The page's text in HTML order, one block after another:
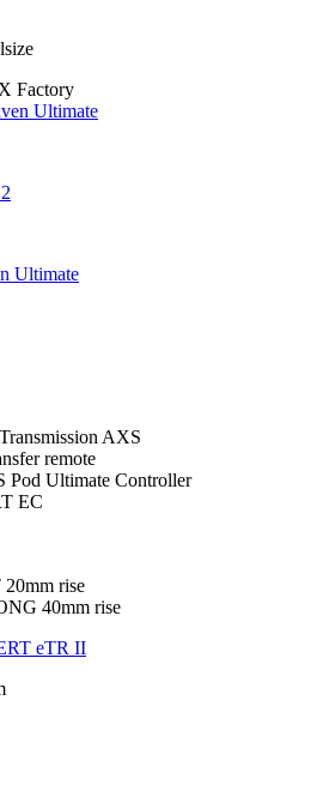
Factory
Ultimate
Ultimate
AXS
remote
Pod Ultimate Controller
EC
rise
40mm rise
eTR II